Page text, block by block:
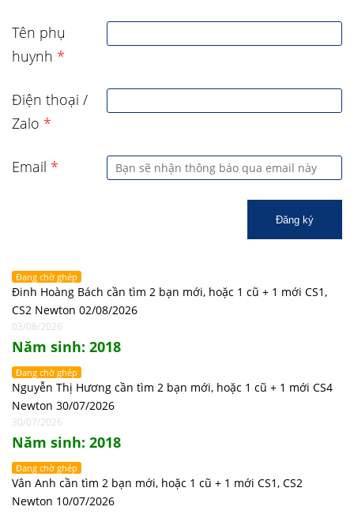
Tên phụ
huynh *
Điện thoại /
Zalo *
Email *
Đăng ký
Đang chờ ghép
Đinh Hoàng Bách cần tìm 2 bạn mới, hoặc 1 cũ + 1 mới CS1,
CS2 Newton 02/08/2026
03/08/2026
Năm sinh: 2018
Đang chờ ghép
Nguyễn Thị Hương cần tìm 2 bạn mới, hoặc 1 cũ + 1 mới CS4
Newton 30/07/2026
30/07/2026
Năm sinh: 2018
Đang chờ ghép
Vân Anh cần tìm 2 bạn mới, hoặc 1 cũ + 1 mới CS1, CS2
Newton 10/07/2026